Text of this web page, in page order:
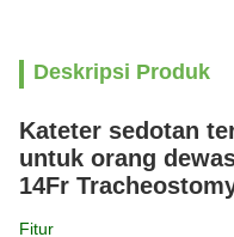
Deskripsi Produk
Kateter sedotan
untuk orang
14Fr
Fitur